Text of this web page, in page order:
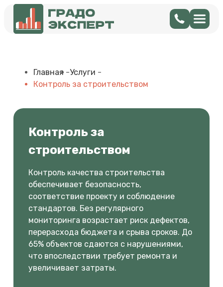
Главная -Услуги -
Контроль за строительством
Контроль за
строительством
Контроль качества строительства
обеспечивает безопасность,
соответствие проекту и соблюдение
стандартов. Без регулярного
мониторинга возрастает риск дефектов,
перерасхода бюджета и срыва сроков. До
65% объектов сдаются с нарушениями,
что впоследствии требует ремонта и
увеличивает затраты.